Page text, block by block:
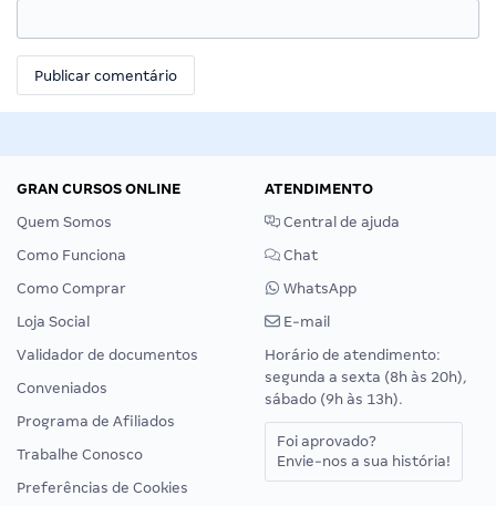
GRAN CURSOS ONLINE
Quem Somos
Como Funciona
Como Comprar
Loja Social
Validador de documentos
Conveniados
Programa de Afiliados
Trabalhe Conosco
Preferências de Cookies
ATENDIMENTO
Central de ajuda
Chat
WhatsApp
E-mail
Horário de atendimento:
segunda a sexta (8h às 20h),
sábado (9h às 13h).
Foi aprovado?
Envie-nos a sua história!